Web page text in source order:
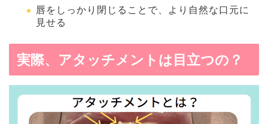
唇をしっかり閉じることで、より自然な口元に
見せる
実際、アタッチメントは目立つの？